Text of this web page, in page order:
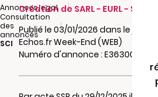
Annonces.legal
|
Consultation
des
annonces
|
SCI
Création de SARL - EURL - SCI -
Publié le 03/01/2026 dans le journal
Echos.fr Week-End (WEB)
Numéro d'annonce :